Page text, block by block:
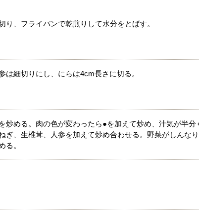
り、フライパンで乾煎りして水分をとばす。
は細切りにし、にらは4cm長さに切る。
炒める。肉の色が変わったら●を加えて炒め、汁気が半分
、生椎茸、人参を加えて炒め合わせる。野菜がしんな
る。